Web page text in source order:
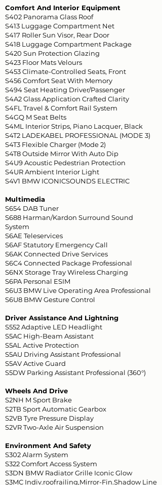
Comfort And Interior Equipment
S402 Panorama Glass Roof
S413 Luggage Compartment Net
S417 Roller Sun Visor, Rear Door
S418 Luggage Compartment Package
S420 Sun Protection Glazing
S423 Floor Mats Velours
S453 Climate-Controlled Seats, Front
S456 Comfort Seat With Memory
S494 Seat Heating Driver/Passenger
S4A2 Glass Application Crafted Clarity
S4FL Travel & Comfort Rail System
S4GQ M Seat Belts
S4ML Interior Strips, Piano Lacquer, Black
S4T2 LADEKABEL PROFESSIONAL (MODE 3)
S4T3 Flexible Charger (Mode 2)
S4T8 Outside Mirror With Auto Dip
S4U9 Acoustic Pedestrian Protection
S4UR Ambient Interior Light
S4V1 BMW ICONICSOUNDS ELECTRIC
Multimedia
S654 DAB Tuner
S688 Harman/Kardon Surround Sound
System
S6AE Teleservices
S6AF Statutory Emergency Call
S6AK Connected Drive Services
S6C4 Connected Package Professional
S6NX Storage Tray Wireless Charging
S6PA Personal ESIM
S6U3 BMW Live Operating Area Professional
S6U8 BMW Gesture Control
Driver Assistance And Lightning
S552 Adaptive LED Headlight
S5AC High-Beam Assistant
S5AL Active Protection
S5AU Driving Assistant Professional
S5AV Active Guard
S5DW Parking Assistant Professional (360°)
Wheels And Drive
S2NH M Sport Brake
S2TB Sport Automatic Gearbox
S2VB Tyre Pressure Display
S2VR Two-Axle Air Suspension
Environment And Safety
S302 Alarm System
S322 Comfort Access System
S3DN BMW Radiator Grille Iconic Glow
S3MC Indiv.roofrailing,Mirror-Fin.Shadow Line